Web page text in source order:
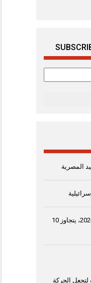
المصرية
إنتاج القمح في مصر خلال موسم 2026، يتجاوز 10
الحركة